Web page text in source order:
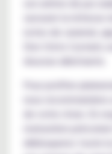
savourer la richesse
notes de caramel,
Pour profiter
nous
maturation
débloquerez toute